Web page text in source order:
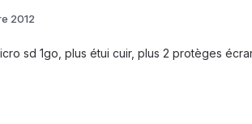
2012
sd 1go, plus étui cuir, plus 2 protèges